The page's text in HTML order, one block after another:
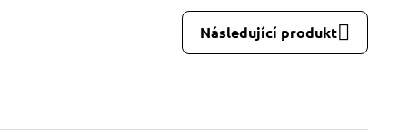
Následující produkt